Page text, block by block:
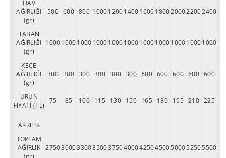
HAV
AĞIRLIĞI
(gr)
500 600 800 10001200140016001800200022002400
TABAN
AĞIRLIĞI
(gr)
10001000100010001000100010001000100010001000
KEÇE
AĞIRLIĞI
(gr)
300 300 300 300 300 300 600 600 600 600 600
ÜRÜN
FİYATI (TL)
75 85 100 115 130 150 165 180 195 210 225
AKRİLİK
TOPLAM
AĞIRLIK
(gr)
27503000330035003750400042504500500052505500